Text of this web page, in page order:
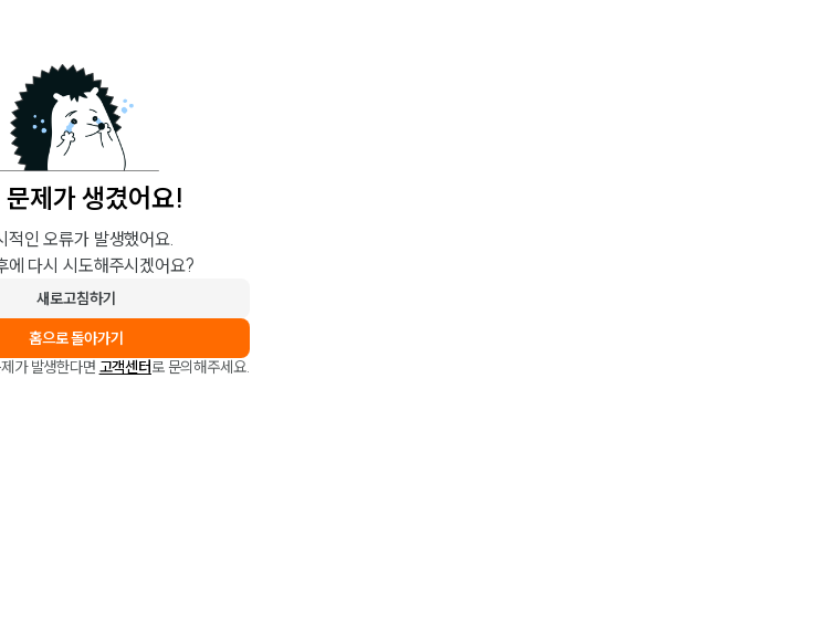
제가 생겼어요!
적인 오류가 발생했어요.
에 다시 시도해주시겠어요?
새로고침하기
홈으로 돌아가기
가 발생한다면 고객센터로 문의해주세요.